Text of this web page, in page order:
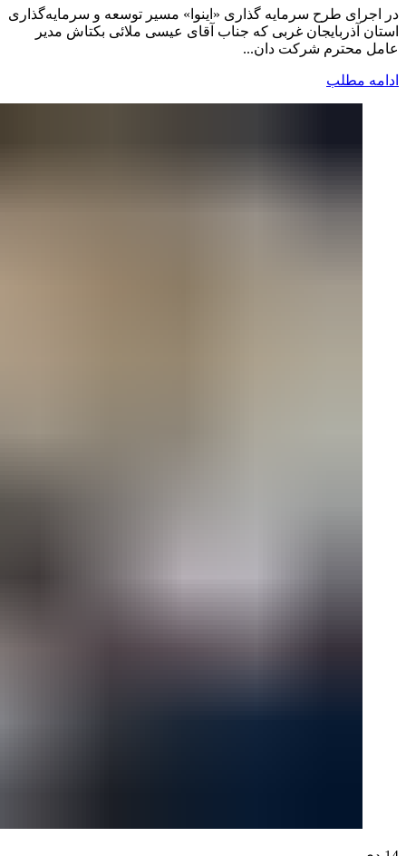
در اجرای طرح سرمایه گذاری «اینوا» مسیر توسعه و سرمایه‌گذاری
استان آذربایجان غربی که جناب آقای عیسی ملائی بکتاش مدیر
عامل محترم شرکت دان...
ادامه مطلب